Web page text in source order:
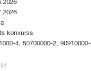
konkurss
4, 50700000-2,